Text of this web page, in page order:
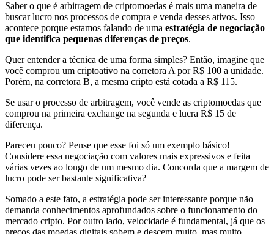
Saber o que é arbitragem de criptomoedas é mais uma maneira de
buscar lucro nos processos de compra e venda desses ativos. Isso
acontece porque estamos falando de uma estratégia de negociação
que identifica pequenas diferenças de preços.
Quer entender a técnica de uma forma simples? Então, imagine que
você comprou um criptoativo na corretora A por R$ 100 a unidade.
Porém, na corretora B, a mesma cripto está cotada a R$ 115.
Se usar o processo de arbitragem, você vende as criptomoedas que
comprou na primeira exchange na segunda e lucra R$ 15 de
diferença.
Pareceu pouco? Pense que esse foi só um exemplo básico!
Considere essa negociação com valores mais expressivos e feita
várias vezes ao longo de um mesmo dia. Concorda que a margem de
lucro pode ser bastante significativa?
Somado a este fato, a estratégia pode ser interessante porque não
demanda conhecimentos aprofundados sobre o funcionamento do
mercado cripto. Por outro lado, velocidade é fundamental, já que os